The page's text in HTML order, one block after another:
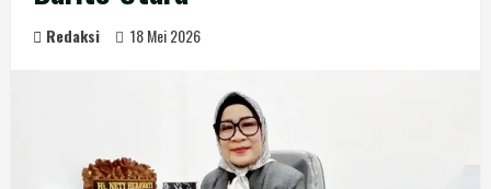
Redaksi 18 Mei 2026